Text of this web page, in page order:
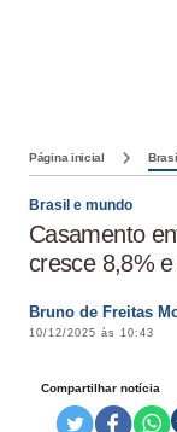
Página inicial
Brasil e mundo
Casamento
cresce 8,8%
Bruno de Freitas
10/12/2025 às 10:43
Compartilhar notícia